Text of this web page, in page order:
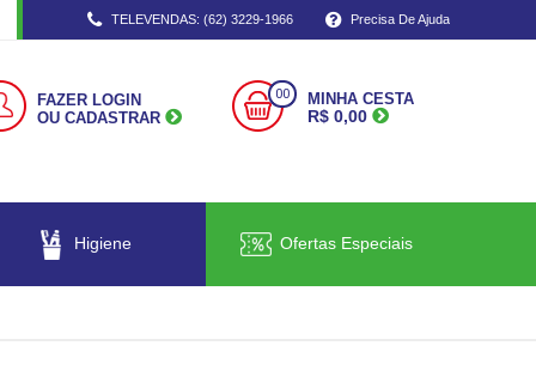
TELEVENDAS: (62) 3229-1966 Precisa De Ajuda
FAZER LOGIN
OU CADASTRAR
00 MINHA CESTA
R$ 0,00
Higiene Ofertas Especiais